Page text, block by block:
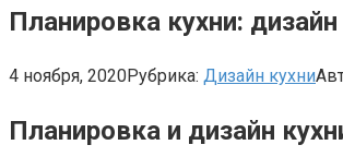
Планировка кухни:
4 ноября, 2020Рубрика: Дизайн кухни
Планировка и дизайн